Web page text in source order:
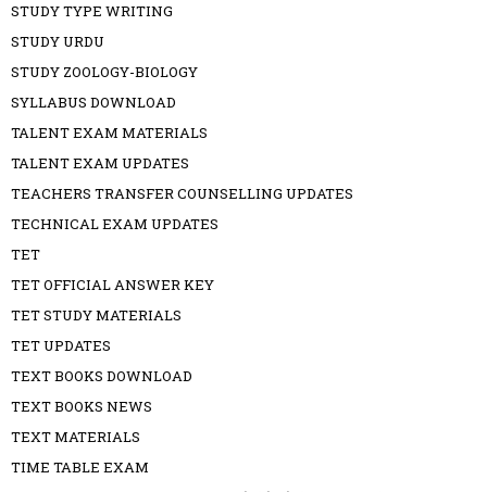
STUDY TYPE WRITING
STUDY URDU
STUDY ZOOLOGY-BIOLOGY
SYLLABUS DOWNLOAD
TALENT EXAM MATERIALS
TALENT EXAM UPDATES
TEACHERS TRANSFER COUNSELLING UPDATES
TECHNICAL EXAM UPDATES
TET
TET OFFICIAL ANSWER KEY
TET STUDY MATERIALS
TET UPDATES
TEXT BOOKS DOWNLOAD
TEXT BOOKS NEWS
TEXT MATERIALS
TIME TABLE EXAM